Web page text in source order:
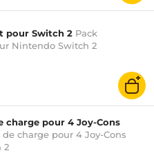
pour Switch 2 Pack
Nintendo Switch 2
charge pour 4 Joy-Cons
charge pour 4 Joy-Cons
2